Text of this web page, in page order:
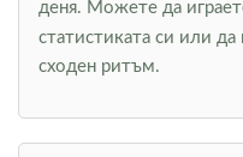
деня. Можете да
статистиката си или да
сходен ритъм.